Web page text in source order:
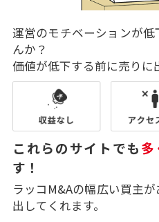
運営のモチベーションが
んか？
価値が低下する前に売りに
これらのサイトでも
す！
ラッコM&Aの幅広い買主
出してくれます。